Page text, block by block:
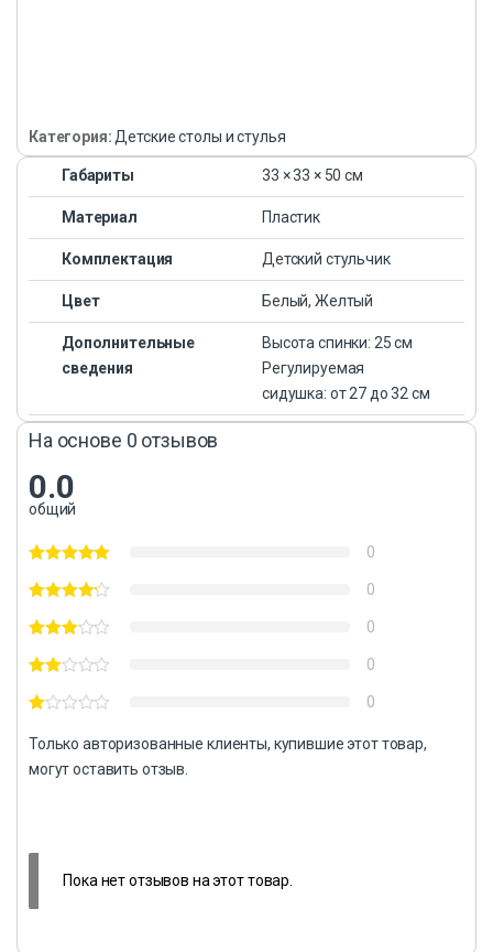
Категория: Детские столы и стулья
Габариты 33 × 33 × 50 см
Материал Пластик
Комплектация Детский стульчик
Цвет Белый, Желтый
Дополнительные
сведения
Высота спинки: 25 см
Регулируемая
сидушка: от 27 до 32 см
На основе 0 отзывов
0.0
общий
0
0
0
0
0
Только авторизованные клиенты, купившие этот товар,
могут оставить отзыв.
Пока нет отзывов на этот товар.